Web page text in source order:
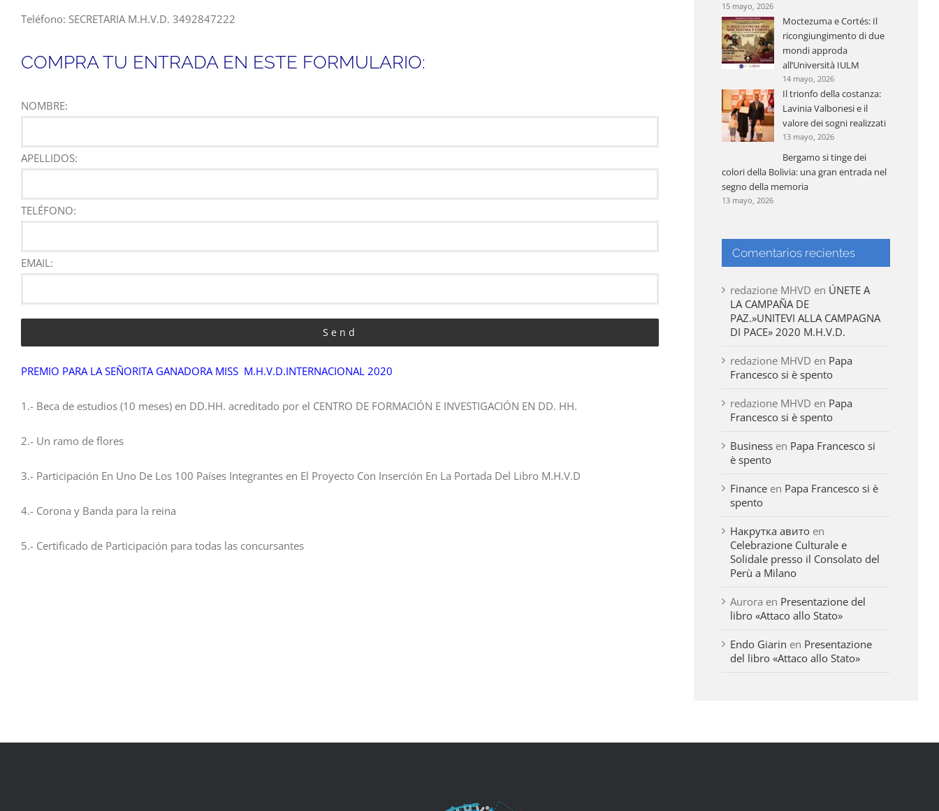
Teléfono: SECRETARIA M.H.V.D. 3492847222
COMPRA TU ENTRADA EN ESTE FORMULARIO:
NOMBRE:
APELLIDOS:
TELÉFONO:
EMAIL:
PREMIO PARA LA SEÑORITA GANADORA MISS M.H.V.D.INTERNACIONAL 2020
1.- Beca de estudios (10 meses) en DD.HH. acreditado por el CENTRO DE FORMACIÓN E INVESTIGACIÓN EN DD. HH.
2.- Un ramo de flores
3.- Participación En Uno De Los 100 Países Integrantes en El Proyecto Con Inserción En La Portada Del Libro M.H.V.D
4.- Corona y Banda para la reina
5.- Certificado de Participación para todas las concursantes
15 mayo, 2026
Moctezuma e Cortés: Il
ricongiungimento di due
mondi approda
all’Università IULM
14 mayo, 2026
Il trionfo della costanza:
Lavinia Valbonesi e il
valore dei sogni realizzati
13 mayo, 2026
Bergamo si tinge dei
colori della Bolivia: una gran entrada nel
segno della memoria
13 mayo, 2026
Comentarios recientes
redazione MHVD en ÚNETE A
LA CAMPAÑA DE
PAZ.»UNITEVI ALLA CAMPAGNA
DI PACE» 2020 M.H.V.D.
redazione MHVD en Papa
Francesco si è spento
redazione MHVD en Papa
Francesco si è spento
Business en Papa Francesco si
è spento
Finance en Papa Francesco si è
spento
Накрутка авито en
Celebrazione Culturale e
Solidale presso il Consolato del
Perù a Milano
Aurora en Presentazione del
libro «Attaco allo Stato»
Endo Giarin en Presentazione
del libro «Attaco allo Stato»